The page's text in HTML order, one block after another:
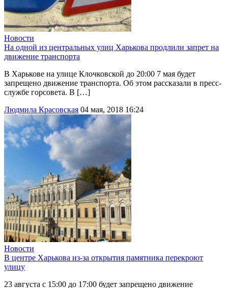
Новости
На одной из центральных улиц Харькова продлили запрет на
движение транспорта
В Харькове на улице Клочковской до 20:00 7 мая будет
запрещено движение транспорта. Об этом рассказали в пресс-
службе горсовета. В […]
Людмила Красовская 04 мая, 2018 16:24
Новости
В центре Харькова из-за открытия памятника перекроют
улицу
23 августа с 15:00 до 17:00 будет запрещено движение